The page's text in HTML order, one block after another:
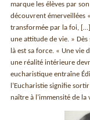
marque les élèves par
découvrent émerveillées
transformée par la foi,
une attitude de vie. »
là est sa force. « Une vie
une réalité intérieure
eucharistique entraîne
l’Eucharistie signifie
naître à l’immensité de la